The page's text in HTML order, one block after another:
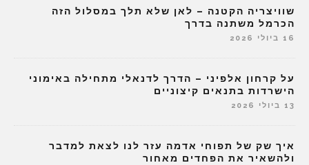
שוויצריה הקטנה – לאן שלא תלך במסלול הזה
הכרמל משתנה בדרך
16 ביולי 2026
על קרחון אלפיני – הדרך לדנאלי מתחילה באימוני
הישרדות בתנאים קיצוניים
13 ביולי 2026
איך שק של תפוחי אדמה עזר לנו לצאת למדבר
ולהשאיר את הפחדים מאחור